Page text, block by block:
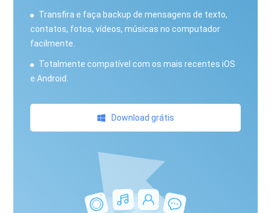
Transfira e faça backup de mensagens de texto,
contatos, fotos, vídeos, músicas no computador
facilmente.
Totalmente compatível com os mais recentes iOS
e Android.
Download grátis